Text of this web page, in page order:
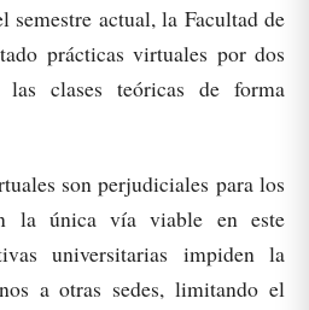
semestre actual, la Facultad de
prácticas virtuales por dos
las clases teóricas de forma
son perjudiciales para los
la única vía viable en este
universitarias impiden la
a otras sedes, limitando el